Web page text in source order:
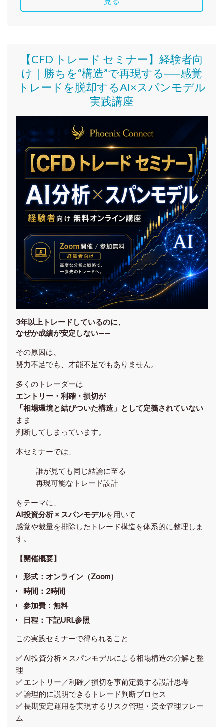
【CFD トレード セミナー】 経験者向
け｜ 勝ちを“構造”で再現する──感覚
トレードを脱却するAI×スパンモデル
実践講座
3年以上トレードしているのに、
なぜか成績が安定しない——
その原因は、
努力不足でも、才能不足でもありません。
多くのトレーダーは
エントリー・利確・損切が
「相場環境と結びついた構造」として定義されていない
まま
判断してしまっています。
本セミナーでは、
誰が見ても同じ結論に至る
再現可能なトレード設計
をテーマに、
AI投資分析 × スパンモデルを用いて
感覚や裁量を排除したトレード構造を体系的に整理しま
す。
【開催概要】
形式：オンライン（Zoom）
時間：2時間
参加費：無料
日程：下記URL参照
この実践セミナーで得られること
✅ AI投資分析 × スパンモデルによる相場構造の分解と整
理
✅ エントリー／利確／損切を事前定義する設計思考
✅ 論理的に説明できるトレード判断プロセス
✅ 長期安定運用を実現するリスク管理・資金管理フレー
ム